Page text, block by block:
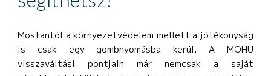
Mostantól a környezetvédelem mellett a jótékonyság
is csak egy gombnyomásba kerül. A MOHU
visszaváltási pontjain már nemcsak a saját